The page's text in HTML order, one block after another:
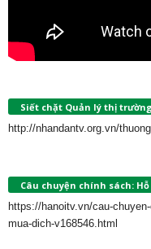
Siết chặt Quản lý thị
http://nhandantv.org.vn/
Câu chuyện chính sách:
https://hanoitv.vn/cau-
mua-dich-v168546.html